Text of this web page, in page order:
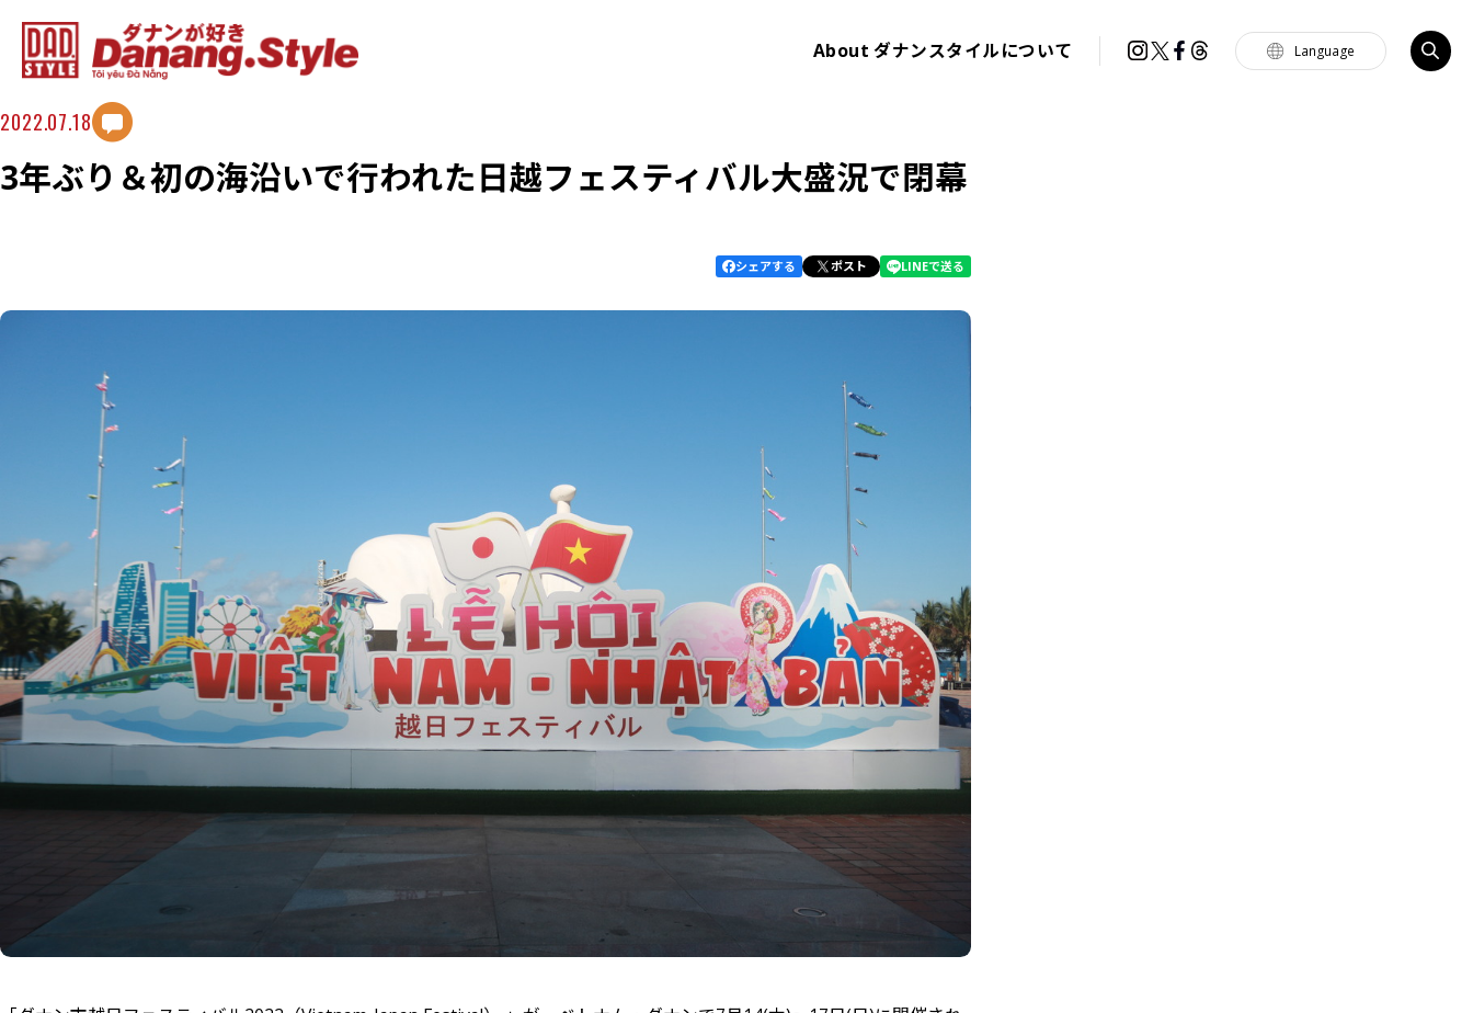
Language
Aboutダナンスタイルについて
2022.07.18
3年ぶり＆初の海沿いで行われた日越フェスティバル大盛況で閉幕
シェアする ポスト LINEで送る